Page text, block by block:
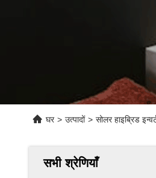
घर > उत्पादों > सोलर हाइब्रिड
सभी श्रेणियाँ